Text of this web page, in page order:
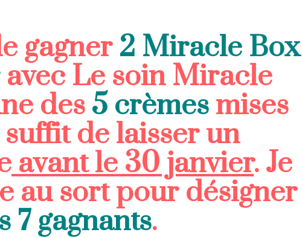
gagner 2 Miracle Box
avec Le soin Miracle
des 5 crèmes mises
de laisser un
avant le 30 janvier. Je
au sort pour désigner
7 gagnants.